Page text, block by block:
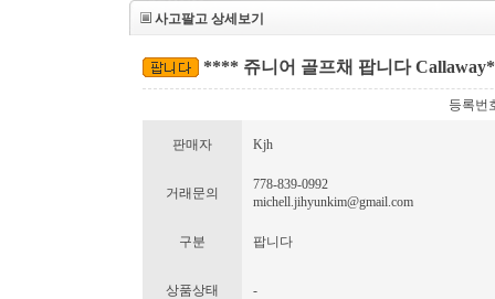
사고팔고 상세보기
**** 쥬니어 골프채 팝니다
등록번
판매자 Kjh
거래문의
778-839-0992
michell.jihyunkim@gmail.com
구분 팝니다
상품상태 -